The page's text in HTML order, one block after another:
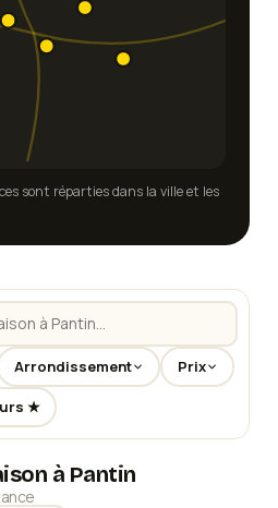
sont réparties dans la ville et les
Arrondissement Prix
★
à Pantin